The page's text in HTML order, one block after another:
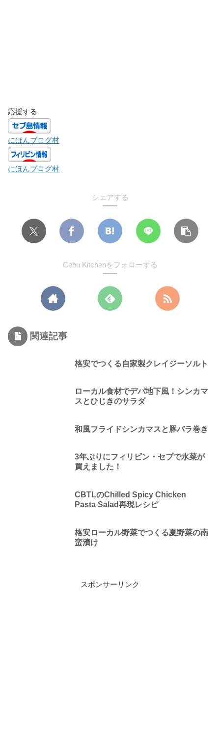
応援する
にほんブログ村
にほんブログ村
シェアする
Cebu Kitchenをフォローする
関連記事
格安でつくる自家製クレイジーソルト
ローカル食材でデパ地下風！シンカマ
スとひじきのサラダ
和風フライドシンカマスと豚バラ巻き
3年ぶりにフィリピン・セブで水菜が
買えました！
CBTLのChilled Spicy Chicken
Pasta Salad再現レシピ
格安ローカル野菜でつくる夏野菜の南
蛮漬け
スポンサーリンク